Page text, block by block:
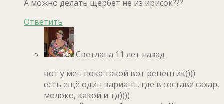
А можно делать щербет не из ирисок???
Ответить
Светлана 11 лет назад
вот у мен пока такой вот рецептик))))
есть ещё один вариант, где в составе сахар,
молоко, какой и тд))))